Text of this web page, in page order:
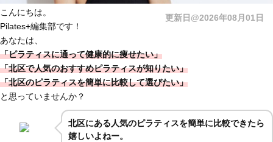
更新日@2026年08月01日
こんにちは。
Pilates+編集部です！
あなたは、
「ピラティスに通って健康的に痩せたい」
「北区で人気のおすすめピラティスが知りたい」
「北区のピラティスを簡単に比較して選びたい」
と思っていませんか？
北区にある人気のピラティスを簡単に比較できたら
嬉しいよねー。